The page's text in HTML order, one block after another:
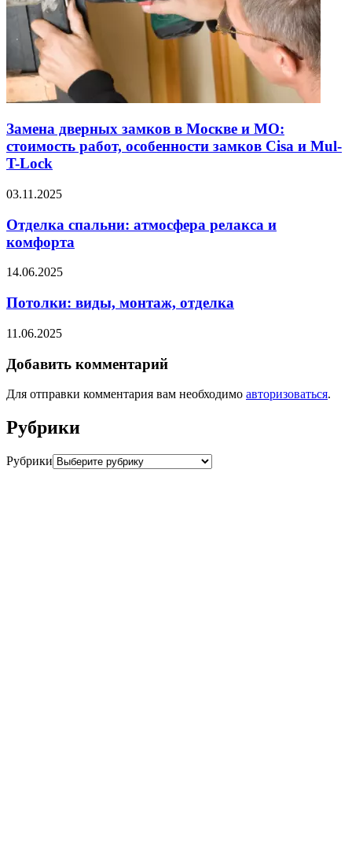
Замена дверных замков в Москве и МО:
стоимость работ, особенности замков Cisa и Mul-
T-Lock
03.11.2025
Отделка спальни: атмосфера релакса и
комфорта
14.06.2025
Потолки: виды, монтаж, отделка
11.06.2025
Добавить комментарий
Для отправки комментария вам необходимо авторизоваться.
Рубрики
Рубрики